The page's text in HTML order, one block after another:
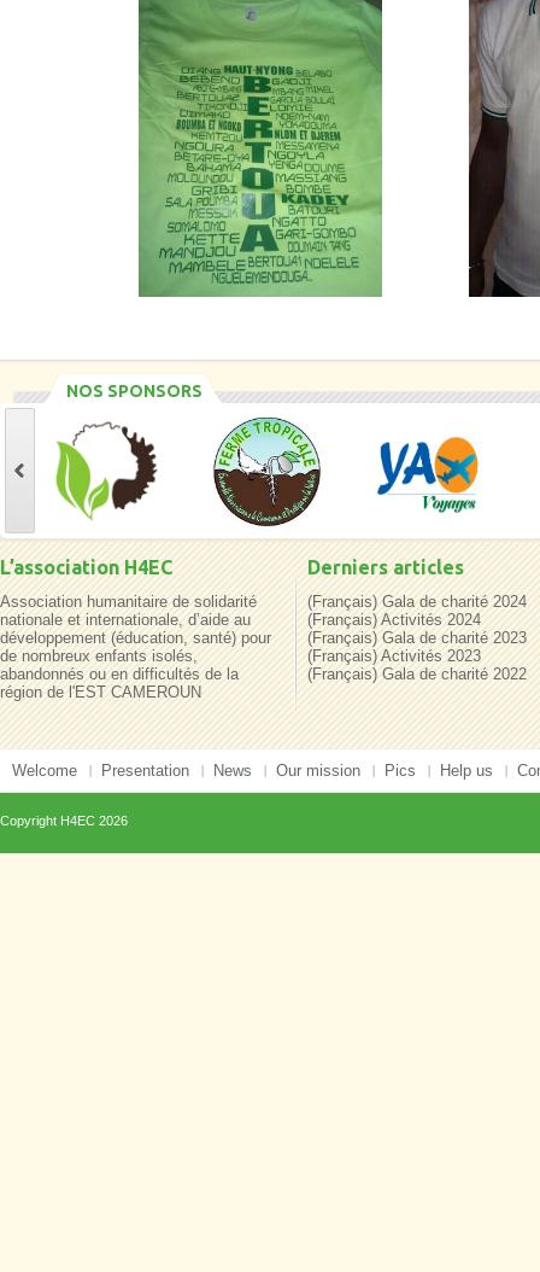
NOS SPONSORS
L’association H4EC
Association humanitaire de solidarité
nationale et internationale, d’aide au
développement (éducation, santé) pour
de nombreux enfants isolés,
abandonnés ou en difficultés de la
région de l'EST CAMEROUN
Derniers articles
(Français) Gala de charité 2024
(Français) Activités 2024
(Français) Gala de charité 2023
(Français) Activités 2023
(Français) Gala de charité 2022
Welcome Presentation News Our mission Pics Help us
Copyright H4EC 2026